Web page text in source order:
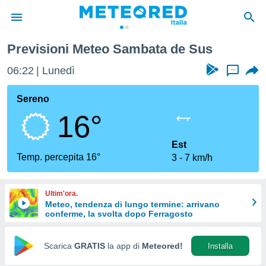
di
per
le
di
Web
Previsioni Meteo Sambata de Sus
06:22 Lunedì ...
Sereno
16°
Temp. percepita 16°
Est
3
7 km/h
Ultim'ora.
Meteo, tendenza di lungo termine: arrivano
conferme, la svolta dopo Ferragosto
Scarica GRATIS la app di Meteored! Installa